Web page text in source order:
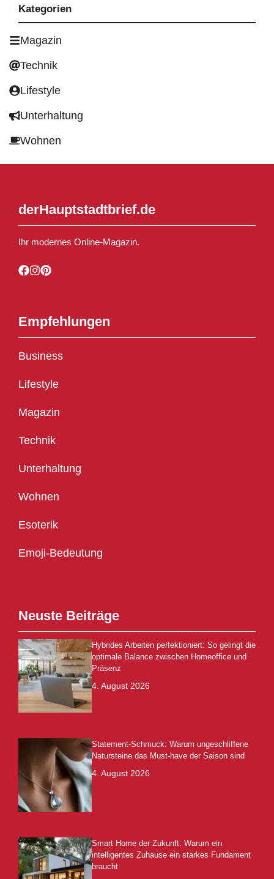
Kategorien
Magazin
Technik
Lifestyle
Unterhaltung
Wohnen
derHauptstadtbrief.de
Ihr modernes Online-Magazin.
Empfehlungen
Business
Lifestyle
Magazin
Technik
Unterhaltung
Wohnen
Esoterik
Emoji-Bedeutung
Neuste Beiträge
Hybrides Arbeiten perfektioniert: So gelingt die
optimale Balance zwischen Homeoffice und
Präsenz
4. August 2026
Statement-Schmuck: Warum ungeschliffene
Natursteine das Must-have der Saison sind
4. August 2026
Smart Home der Zukunft: Warum ein
intelligentes Zuhause ein starkes Fundament
braucht